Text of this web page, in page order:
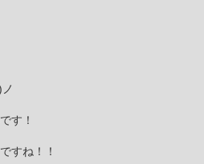
す！
すね！！